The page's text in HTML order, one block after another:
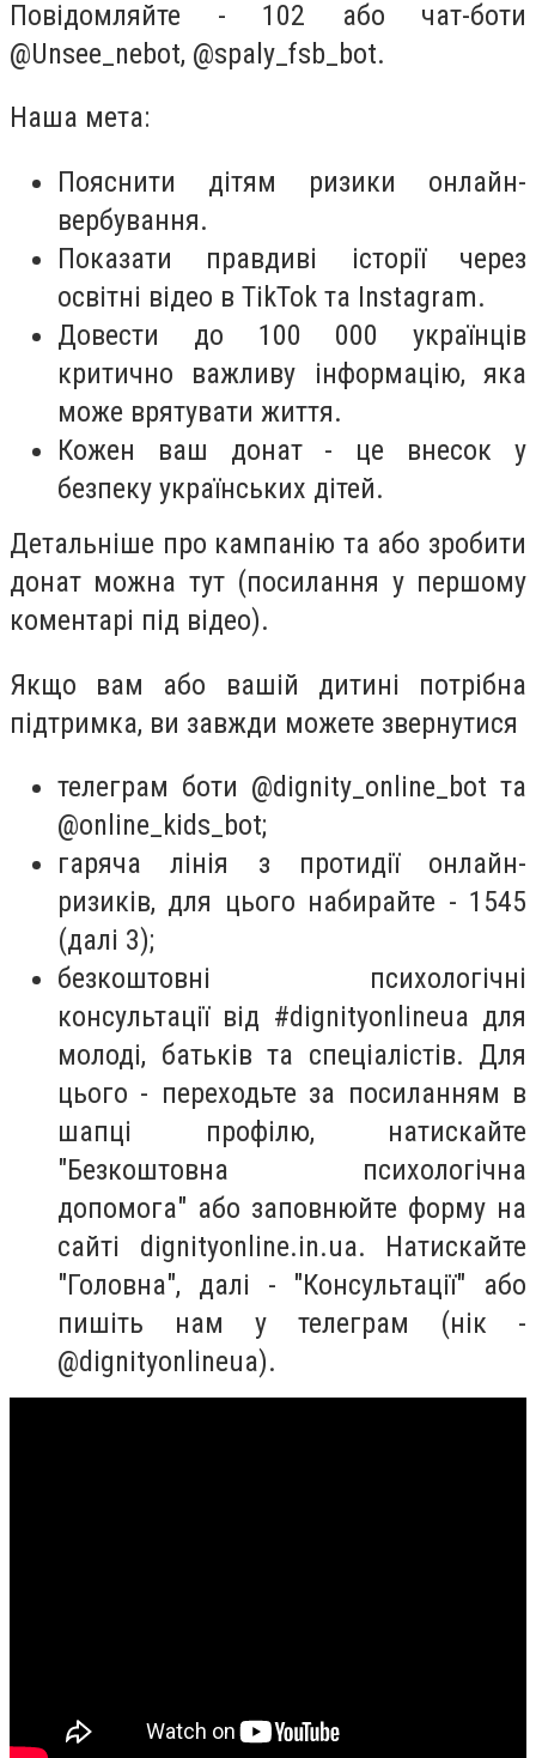
Повідомляйте - 102 або чат-боти
@Unsee_nebot, @spaly_fsb_bot.
Наша мета:
Пояснити дітям ризики онлайн-
вербування.
Показати правдиві історії через
освітні відео в TikTok та Instagram.
Довести до 100 000 українців
критично важливу інформацію, яка
може врятувати життя.
Кожен ваш донат - це внесок у
безпеку українських дітей.
Детальніше про кампанію та або зробити
донат можна тут (посилання у першому
коментарі під відео).
Якщо вам або вашій дитині потрібна
підтримка, ви завжди можете звернутися
телеграм боти @dignity_online_bot та
@online_kids_bot;
гаряча лінія з протидії онлайн-
ризиків, для цього набирайте - 1545
(далі 3);
безкоштовні психологічні
консультації від #dignityonlineua для
молоді, батьків та спеціалістів. Для
цього - переходьте за посиланням в
шапці профілю, натискайте
"Безкоштовна психологічна
допомога" або заповнюйте форму на
сайті dignityonline.in.ua. Натискайте
"Головна", далі - "Консультації" або
пишіть нам у телеграм (нік -
@dignityonlineua).